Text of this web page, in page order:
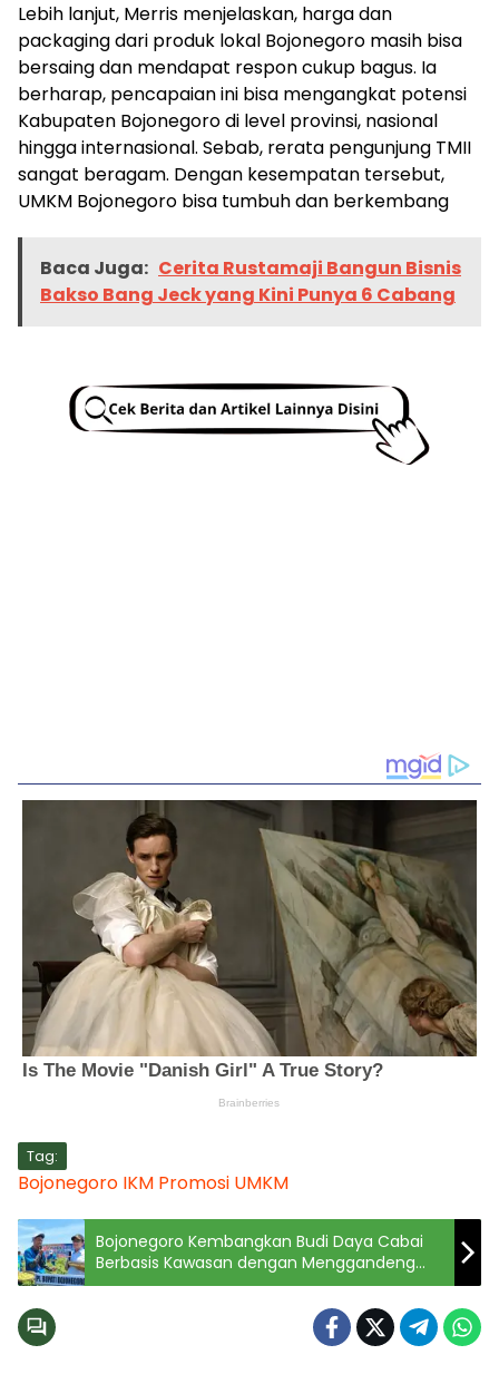
Lebih lanjut, Merris menjelaskan, harga dan
packaging dari produk lokal Bojonegoro masih bisa
bersaing dan mendapat respon cukup bagus. Ia
berharap, pencapaian ini bisa mengangkat potensi
Kabupaten Bojonegoro di level provinsi, nasional
hingga internasional. Sebab, rerata pengunjung TMII
sangat beragam. Dengan kesempatan tersebut,
UMKM Bojonegoro bisa tumbuh dan berkembang
Baca Juga: Cerita Rustamaji Bangun Bisnis
Bakso Bang Jeck yang Kini Punya 6 Cabang
Tag:
Bojonegoro IKM Promosi UMKM
Bojonegoro Kembangkan Budi Daya Cabai
Berbasis Kawasan dengan Menggandeng
BRIN